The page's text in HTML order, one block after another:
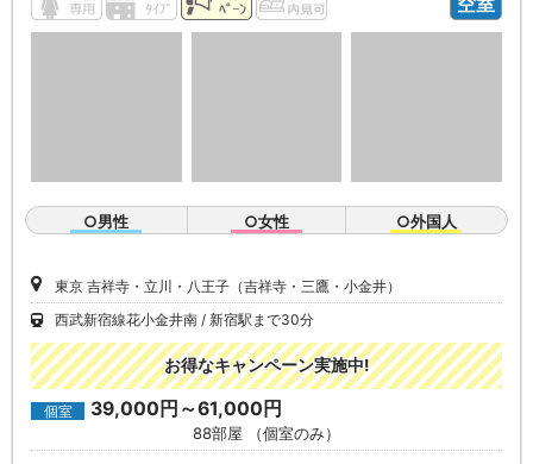
○男性 ○女性 ○外国人
東京 吉祥寺・立川・八王子（吉祥寺・三鷹・小金井）
西武新宿線花小金井南
新宿駅まで30分
お得なキャンペーン実施中!
個室 39,000円～61,000円
88部屋 （個室のみ）